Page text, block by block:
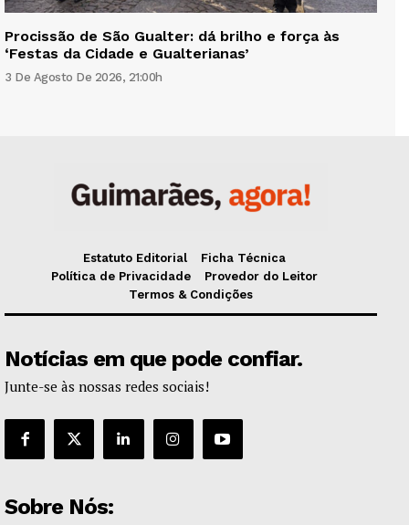
Procissão de São Gualter: dá brilho e força às
‘Festas da Cidade e Gualterianas’
3 De Agosto De 2026, 21:00h
Estatuto Editorial
Ficha Técnica
Política de Privacidade
Provedor do Leitor
Termos & Condições
Notícias em que pode confiar.
Junte-se às nossas redes sociais!
Sobre Nós: